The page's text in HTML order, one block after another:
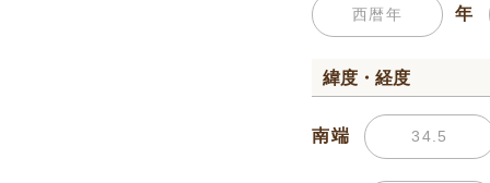
年
緯度・経度
南端